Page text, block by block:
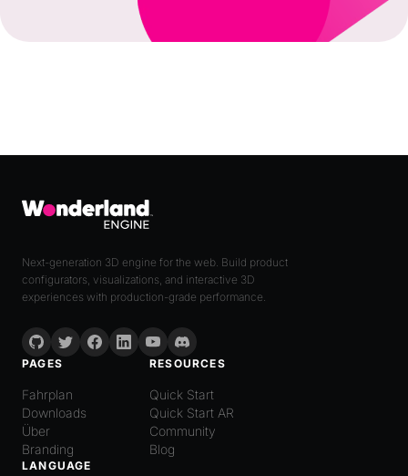
Next-generation 3D engine for the web. Build product
configurators, visualizations, and interactive 3D
experiences with production-grade performance.
PAGES
Fahrplan
Downloads
Über
Branding
RESOURCES
Quick Start
Quick Start AR
Community
Blog
LANGUAGE